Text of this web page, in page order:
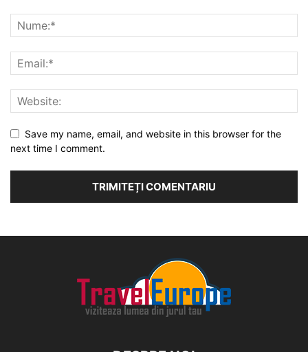
Save my name, email, and website in this browser for the
next time I comment.